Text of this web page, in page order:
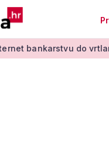
do vrtlarenja